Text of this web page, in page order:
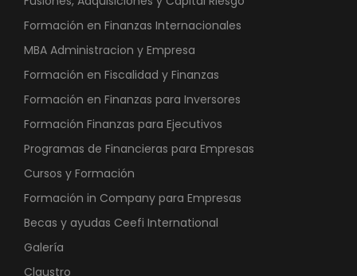
Formación en Finanzas Internacionales
MBA Administracion y Empresa
Formación en Fiscalidad y Finanzas
Formación en Finanzas para Inversores
Formación Finanzas para Ejecutivos
Programas de Financieras para Empresas
Cursos y Formación
Formación in Company para Empresas
Becas y ayudas Ceefi International
Galería
Claustro